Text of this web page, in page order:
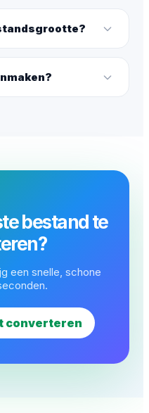
bestand te
een snelle, schone
converteren